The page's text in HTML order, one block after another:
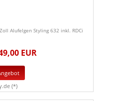
Alufelgen Styling 632 inkl. RDCi
EUR
(*)